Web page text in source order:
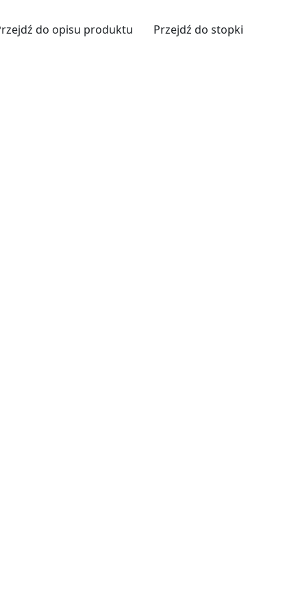
do opisu produktu Przejdź do stopki